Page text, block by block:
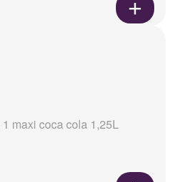
maxi coca cola 1,25L